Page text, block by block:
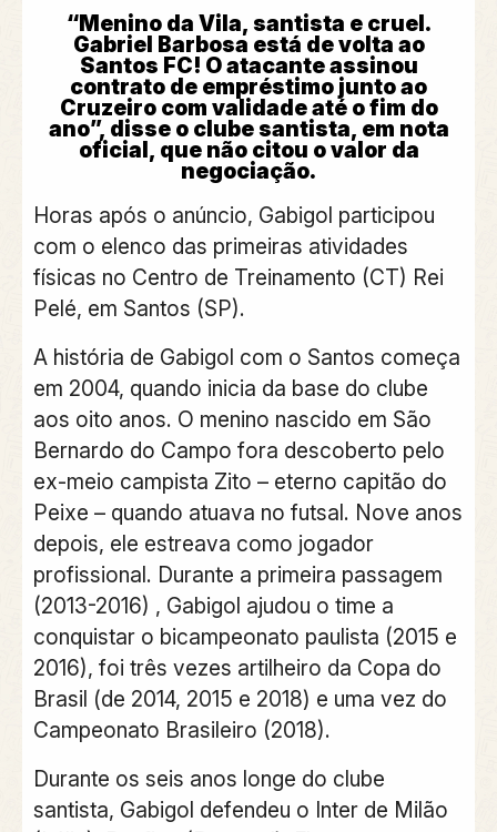
“Menino da Vila, santista e cruel.
Gabriel Barbosa está de volta ao
Santos FC! O atacante assinou
contrato de empréstimo junto ao
Cruzeiro com validade até o fim do
ano”, disse o clube santista, em nota
oficial, que não citou o valor da
negociação.
Horas após o anúncio, Gabigol participou
com o elenco das primeiras atividades
físicas no Centro de Treinamento (CT) Rei
Pelé, em Santos (SP).
A história de Gabigol com o Santos começa
em 2004, quando inicia da base do clube
aos oito anos. O menino nascido em São
Bernardo do Campo fora descoberto pelo
ex-meio campista Zito – eterno capitão do
Peixe – quando atuava no futsal. Nove anos
depois, ele estreava como jogador
profissional. Durante a primeira passagem
(2013-2016) , Gabigol ajudou o time a
conquistar o bicampeonato paulista (2015 e
2016), foi três vezes artilheiro da Copa do
Brasil (de 2014, 2015 e 2018) e uma vez do
Campeonato Brasileiro (2018).
Durante os seis anos longe do clube
santista, Gabigol defendeu o Inter de Milão